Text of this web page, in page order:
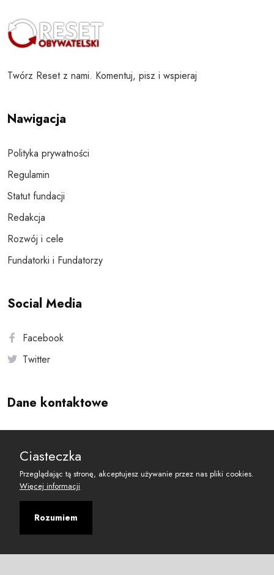
Twórz Reset z nami. Komentuj, pisz i wspieraj
Nawigacja
Polityka prywatności
Regulamin
Statut fundacji
Redakcja
Rozwój i cele
Fundatorki i Fundatorzy
Social Media
Facebook
Twitter
Dane kontaktowe
reset@resetobywatelski.pl
Ciasteczka
Przeglądając tą stronę, akceptujesz używanie przez nas pliki cookies.
Więcej informacji
Rozumiem